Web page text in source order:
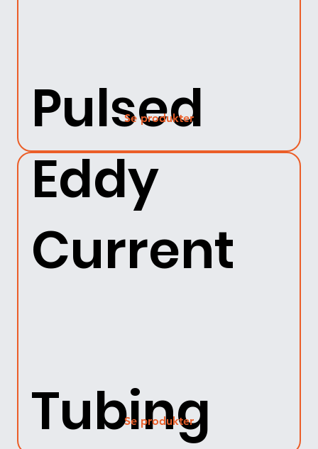
Pulsed
Eddy
Current
Se produkter
Tubing
Se produkter